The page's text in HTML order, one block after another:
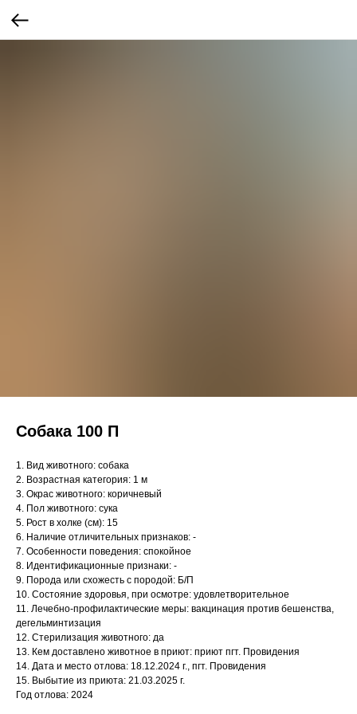
Собака 100 П
1. Вид животного: собака
2. Возрастная категория: 1 м
3. Окрас животного: коричневый
4. Пол животного: сука
5. Рост в холке (см): 15
6. Наличие отличительных признаков: -
7. Особенности поведения: спокойное
8. Идентификационные признаки: -
9. Порода или схожесть с породой: Б/П
10. Состояние здоровья, при осмотре: удовлетворительное
11. Лечебно-профилактические меры: вакцинация против бешенства,
дегельминтизация
12. Стерилизация животного: да
13. Кем доставлено животное в приют: приют пгт. Провидения
14. Дата и место отлова: 18.12.2024 г., пгт. Провидения
15. Выбытие из приюта: 21.03.2025 г.
Год отлова: 2024